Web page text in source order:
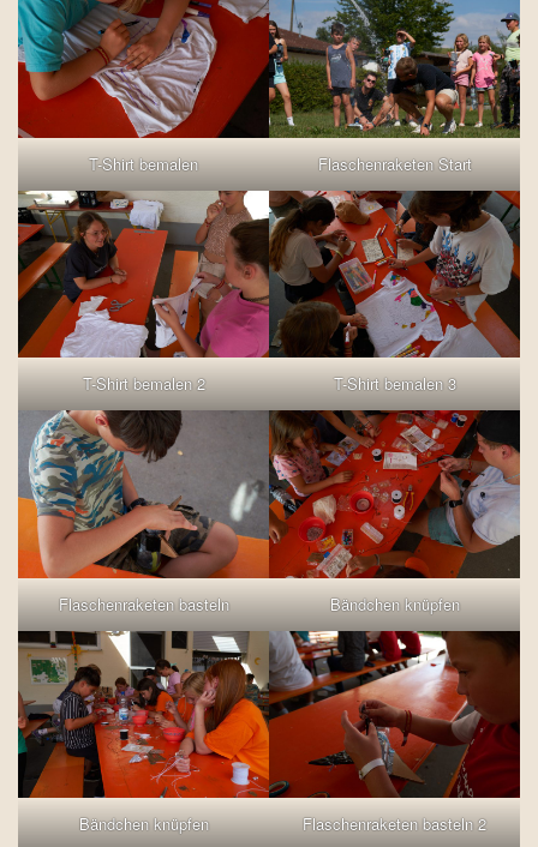
T-Shirt bemalen Flaschenraketen Start
T-Shirt bemalen 2 T-Shirt bemalen 3
Flaschenraketen basteln Bändchen knüpfen
Bändchen knüpfen Flaschenraketen basteln 2